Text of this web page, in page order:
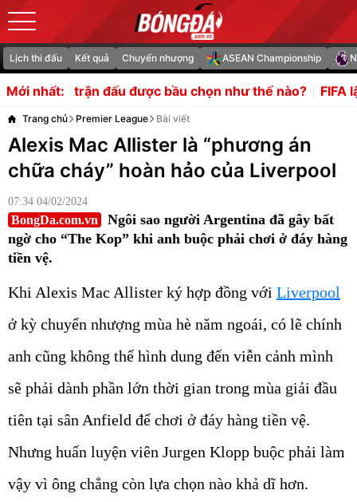
Lịch thi đấu Kết quả Chuyển nhượng ASEAN Championship
Mới nhất:
được bầu chọn như thế nào? FIFA lập tức trả nợ cho
Trang chủ Premier League Bài viết
Alexis Mac Allister là “phương án
chữa cháy” hoàn hảo của Liverpool
07:34 04/02/2024
BongDa.com.vn
Ngôi sao người Argentina đã gây bất
ngờ cho “The Kop” khi anh buộc phải chơi ở đáy hàng
tiền vệ.
Khi Alexis Mac Allister ký hợp đồng với Liverpool
ở kỳ chuyển nhượng mùa hè năm ngoái, có lẽ chính
anh cũng không thể hình dung đến viễn cảnh mình
sẽ phải dành phần lớn thời gian trong mùa giải đầu
tiên tại sân Anfield để chơi ở đáy hàng tiền vệ.
Nhưng huấn luyện viên Jurgen Klopp buộc phải làm
vậy vì ông chẳng còn lựa chọn nào khả dĩ hơn.